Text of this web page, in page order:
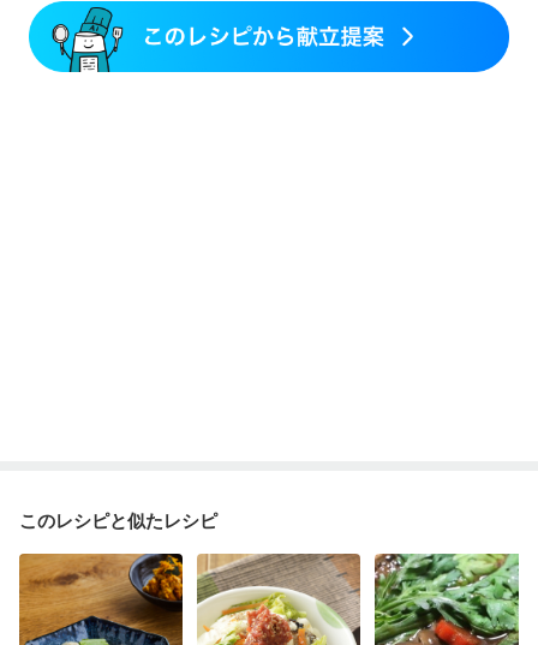
このレシピと似たレシピ